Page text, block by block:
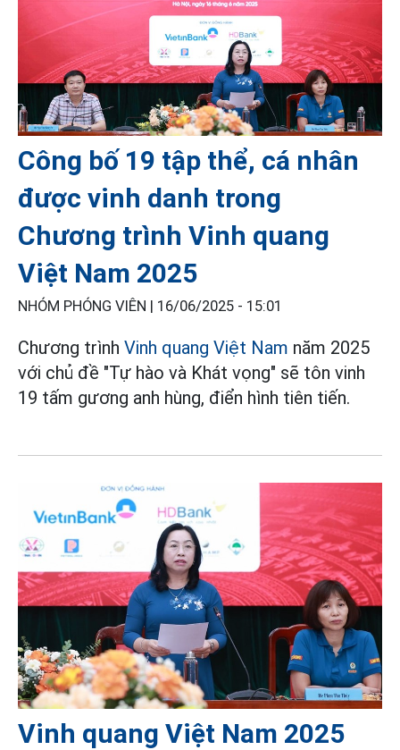
Công bố 19 tập thể, cá nhân
được vinh danh trong
Chương trình Vinh quang
Việt Nam 2025
NHÓM PHÓNG VIÊN | 16/06/2025 - 15:01
Chương trình Vinh quang Việt Nam năm 2025
với chủ đề "Tự hào và Khát vọng" sẽ tôn vinh
19 tấm gương anh hùng, điển hình tiên tiến.
Vinh quang Việt Nam 2025